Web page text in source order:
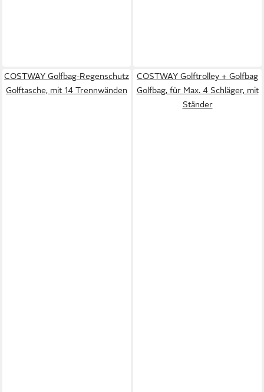
COSTWAY Golfbag-Regenschutz
Golftasche, mit 14 Trennwänden
COSTWAY Golftrolley + Golfbag
Golfbag, für Max. 4 Schläger, mit
Ständer